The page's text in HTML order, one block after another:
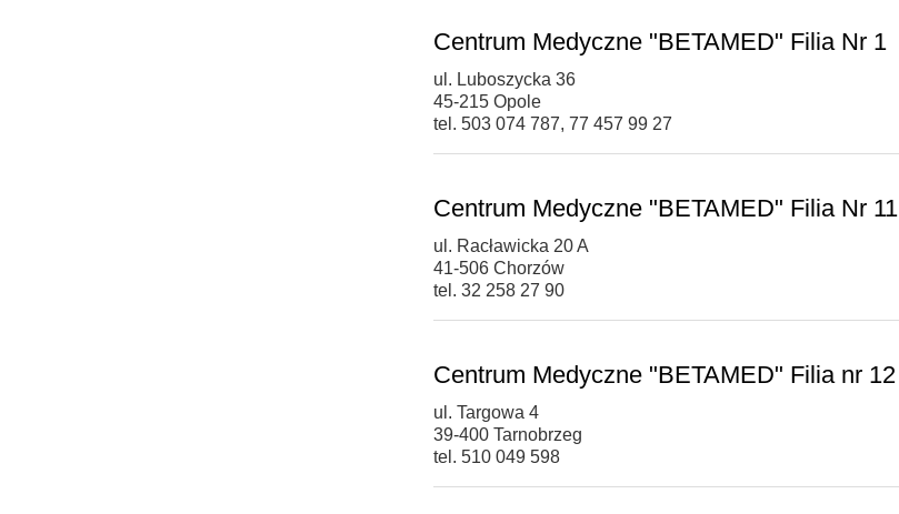
Centrum Medyczne "BETAMED" Filia Nr 1
ul. Luboszycka 36
45-215 Opole
tel. 503 074 787, 77 457 99 27
Centrum Medyczne "BETAMED" Filia Nr 11
ul. Racławicka 20 A
41-506 Chorzów
tel. 32 258 27 90
Centrum Medyczne "BETAMED" Filia nr 12
ul. Targowa 4
39-400 Tarnobrzeg
tel. 510 049 598